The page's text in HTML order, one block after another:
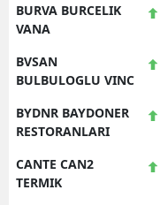
BURVA BURCELIK
VANA
BVSAN
BULBULOGLU VINC
BYDNR BAYDONER
RESTORANLARI
CANTE CAN2
TERMIK